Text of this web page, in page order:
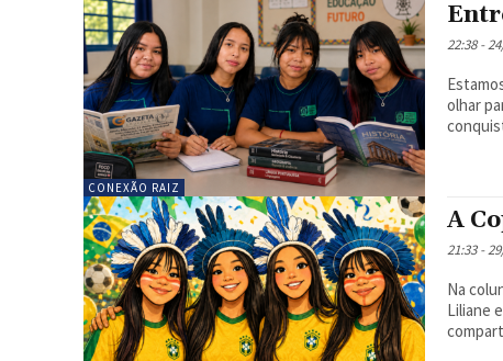
CONEXÃO RAIZ
22:38 -
olhar
A
21:33 -
Na
Liliane